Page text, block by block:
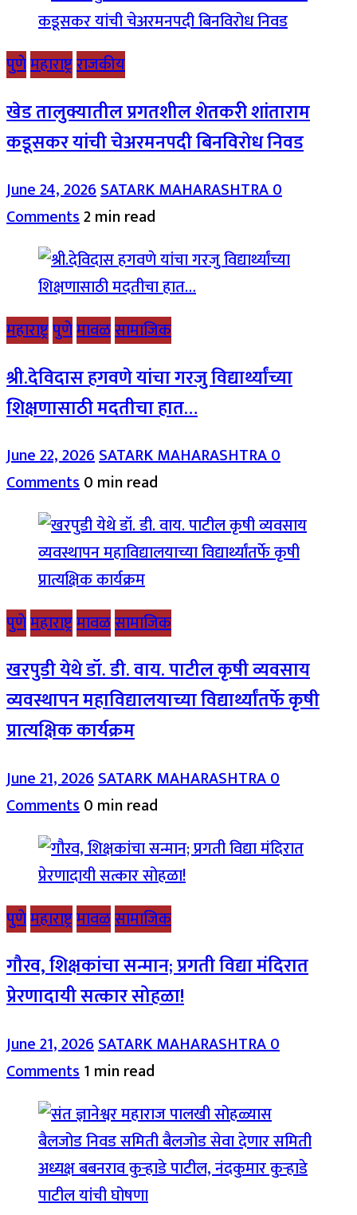
पुणेमहाराष्ट्रराजकीय
खेड तालुक्यातील प्रगतशील शेतकरी शांताराम
कडूसकर यांची चेअरमनपदी बिनविरोध निवड
June 24, 2026SATARK MAHARASHTRA0
Comments2 min read
महाराष्ट्रपुणेमावळसामाजिक
श्री.देविदास हगवणे यांचा गरजु विद्यार्थ्यांच्या
शिक्षणासाठी मदतीचा हात…
June 22, 2026SATARK MAHARASHTRA0
Comments0 min read
पुणेमहाराष्ट्रमावळसामाजिक
खरपुडी येथे डॉ. डी. वाय. पाटील कृषी व्यवसाय
व्यवस्थापन महाविद्यालयाच्या विद्यार्थ्यांतर्फे कृषी
प्रात्यक्षिक कार्यक्रम
June 21, 2026SATARK MAHARASHTRA0
Comments0 min read
पुणेमहाराष्ट्रमावळसामाजिक
गौरव, शिक्षकांचा सन्मान; प्रगती विद्या मंदिरात
प्रेरणादायी सत्कार सोहळा!
June 21, 2026SATARK MAHARASHTRA0
Comments1 min read